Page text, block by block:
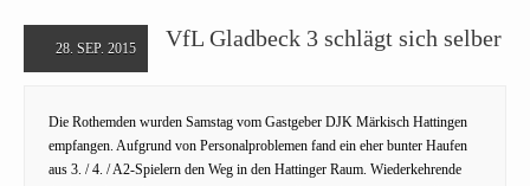
28. SEP. 2015 VfL Gladbeck 3 schlägt sich selber
Die Rothemden wurden Samstag vom Gastgeber DJK Märkisch Hattingen
empfangen. Aufgrund von Personalproblemen fand ein eher bunter Haufen
aus 3. / 4. / A2-Spielern den Weg in den Hattinger Raum. Wiederkehrende